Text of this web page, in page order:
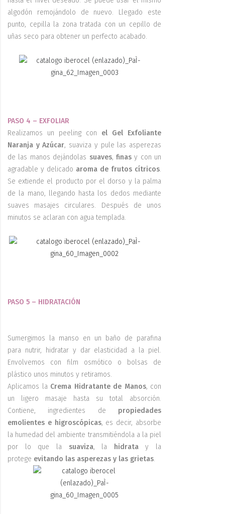
algodón remojándolo de nuevo. Llegado este
punto, cepilla la zona tratada con un cepillo de
uñas seco para obtener un perfecto acabado.
PASO 4 – EXFOLIAR
Realizamos un peeling con el Gel Exfoliante
Naranja y Azúcar, suaviza y pule las asperezas
de las manos dejándolas suaves, finasy con un
agradable y delicado aroma de frutos cítricos.
Se extiende el producto por el dorso y la palma
de la mano, llegando hasta los dedos mediante
suaves masajes circulares. Después de unos
minutos se aclaran con agua templada.
PASO 5 – HIDRATACIÓN
Sumergimos la manso en un baño de parafina
para nutrir, hidratar y dar elasticidad a la piel.
Envolvemos con film osmótico o bolsas de
plástico unos minutos y retiramos.
Aplicamos la Crema Hidratante de Manos, con
un ligero masaje hasta su total absorción.
Contiene, ingredientes de propiedades
emolientes e higroscópicas, es decir, absorbe
la humedad del ambiente transmitiéndola a la piel
por lo que la suaviza, la hidratay la
protege evitando las asperezas y las grietas.